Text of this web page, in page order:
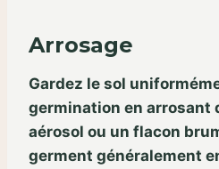
Arrosage
Gardez le sol
germination en arrosant
aérosol ou un flacon
germent généralement